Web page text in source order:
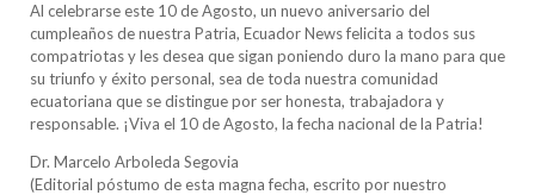
Al celebrarse este 10 de Agosto, un nuevo aniversario del
cumpleaños de nuestra Patria, Ecuador News felicita a todos sus
compatriotas y les desea que sigan poniendo duro la mano para que
su triunfo y éxito personal, sea de toda nuestra comunidad
ecuatoriana que se distingue por ser honesta, trabajadora y
responsable. ¡Viva el 10 de Agosto, la fecha nacional de la Patria!
Dr. Marcelo Arboleda Segovia
(Editorial póstumo de esta magna fecha, escrito por nuestro